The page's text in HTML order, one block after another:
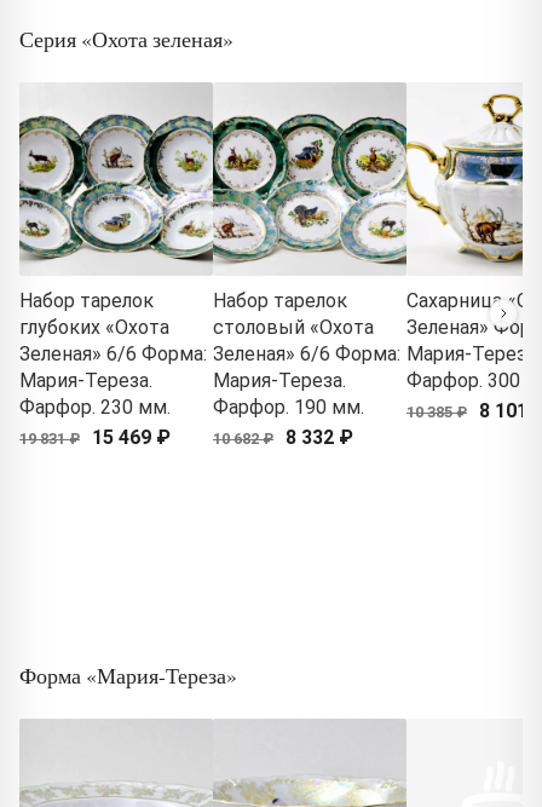
Серия «Охота зеленая»
Набор тарелок
глубоких «Охота
Зеленая» 6/6 Форма:
Мария-Тереза.
Фарфор. 230 мм.
19 831 ₽ 15 469 ₽
Набор тарелок
столовый «Охота
Зеленая» 6/6 Форма:
Мария-Тереза.
Фарфор. 190 мм.
10 682 ₽ 8 332 ₽
Сахарница
Зеленая»
Мария-Тереза.
Фарфор. 300
10 385 ₽ 8 101
Форма «Мария-Тереза»